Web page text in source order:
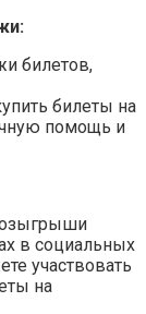
билетов,
билеты на
помощь и
в социальных
участвовать
на